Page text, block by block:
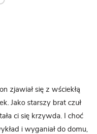
zjawiał się z wściekłą
Jako starszy brat czuł
ci się krzywda. I choć
i wyganiał do domu,